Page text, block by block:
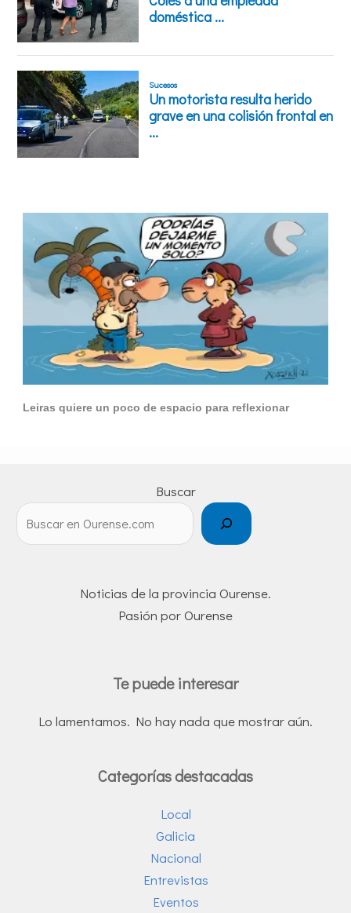
Leiras quiere un poco de espacio para reflexionar
Buscar
Noticias de la provincia Ourense.
Pasión por Ourense
Te puede interesar
Lo lamentamos. No hay nada que mostrar aún.
Categorías destacadas
Local
Galicia
Nacional
Entrevistas
Eventos